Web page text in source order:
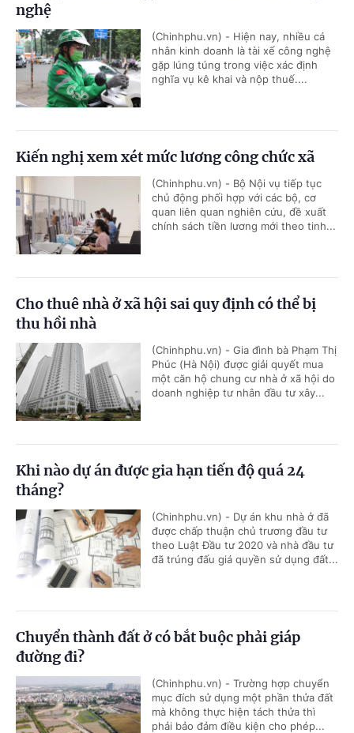
nghệ
(Chinhphu.vn) - Hiện nay, nhiều cá
nhân kinh doanh là tài xế công nghệ
gặp lúng túng trong việc xác định
nghĩa vụ kê khai và nộp thuế....
Kiến nghị xem xét mức lương công chức xã
(Chinhphu.vn) - Bộ Nội vụ tiếp tục
chủ động phối hợp với các bộ, cơ
quan liên quan nghiên cứu, đề xuất
chính sách tiền lương mới theo tinh...
Cho thuê nhà ở xã hội sai quy định có thể bị
thu hồi nhà
(Chinhphu.vn) - Gia đình bà Phạm Thị
Phúc (Hà Nội) được giải quyết mua
một căn hộ chung cư nhà ở xã hội do
doanh nghiệp tư nhân đầu tư xây...
Khi nào dự án được gia hạn tiến độ quá 24
tháng?
(Chinhphu.vn) - Dự án khu nhà ở đã
được chấp thuận chủ trương đầu tư
theo Luật Đầu tư 2020 và nhà đầu tư
đã trúng đấu giá quyền sử dụng đất...
Chuyển thành đất ở có bắt buộc phải giáp
đường đi?
(Chinhphu.vn) - Trường hợp chuyển
mục đích sử dụng một phần thửa đất
mà không thực hiện tách thửa thì
phải bảo đảm điều kiện cho phép...